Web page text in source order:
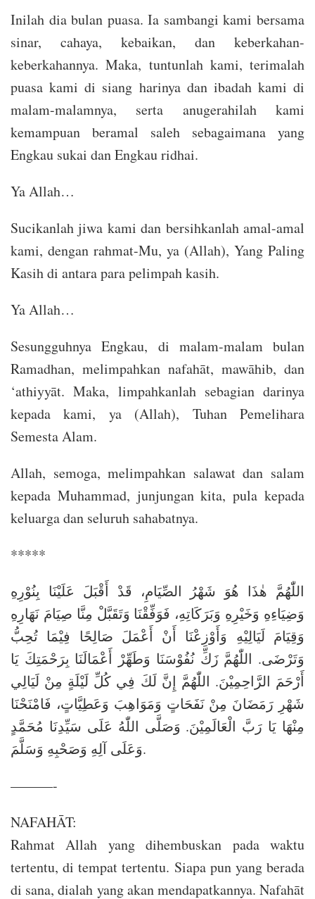
Inilah dia bulan puasa. Ia sambangi kami bersama
sinar, cahaya, kebaikan, dan keberkahan-
keberkahannya. Maka, tuntunlah kami, terimalah
puasa kami di siang harinya dan ibadah kami di
malam-malamnya, serta anugerahilah kami
kemampuan beramal saleh sebagaimana yang
Engkau sukai dan Engkau ridhai.
Ya Allah…
Sucikanlah jiwa kami dan bersihkanlah amal-amal
kami, dengan rahmat-Mu, ya (Allah), Yang Paling
Kasih di antara para pelimpah kasih.
Ya Allah…
Sesungguhnya Engkau, di malam-malam bulan
Ramadhan, melimpahkan nafahāt, mawāhib, dan
‘athiyyāt. Maka, limpahkanlah sebagian darinya
kepada kami, ya (Allah), Tuhan Pemelihara
Semesta Alam.
Allah, semoga, melimpahkan salawat dan salam
kepada Muhammad, junjungan kita, pula kepada
keluarga dan seluruh sahabatnya.
*****
اللّٰهُمَّ هٰذَا هُوَ شَهْرُ الصِّيَامِ، قَدْ أَقْبَلَ عَلَيْنَا بِنُوْرِهِ
وَضِيَاءِهِ وَخَيْرِهِ وَبَرَكَاتِهِ، فَوَفِّقْنَا وَتَقَبَّلْ مِنَّا صِيَامَ نَهَارِهِ
وَقِيَامَ لَيَالِيْهِ وَأَوْزِعْنَا أَنْ أَعْمَلَ صَالِحًا فِيْمَا تُحِبُّ
وَتَرْضَى. اللّٰهُمَّ زَكِّ نُفُوْسَنَا وَطَهِّرْ أَعْمَالَنَا بِرَحْمَتِكَ يَا
أَرْحَمَ الرَّاحِمِيْنَ. اللّٰهُمَّ إِنَّ لَكَ فِي كُلِّ لَيْلَةٍ مِنْ لَيَالِي
شَهْرِ رَمَضَانَ مِنْ نَفَحَاتٍ وَمَوَاهِبَ وَعَطِيَّاتٍ، فَامْنَحْنَا
مِنْهَا يَا رَبَّ الْعَالَمِيْنَ. وَصَلَّى اللّٰهُ عَلَى سَيِّدِنَا مُحَمَّدٍ
وَعَلَى آلِهِ وَصَحْبِهِ وَسَلَّمَ.
———-
NAFAHĀT:
Rahmat Allah yang dihembuskan pada waktu
tertentu, di tempat tertentu. Siapa pun yang berada
di sana, dialah yang akan mendapatkannya. Nafahāt